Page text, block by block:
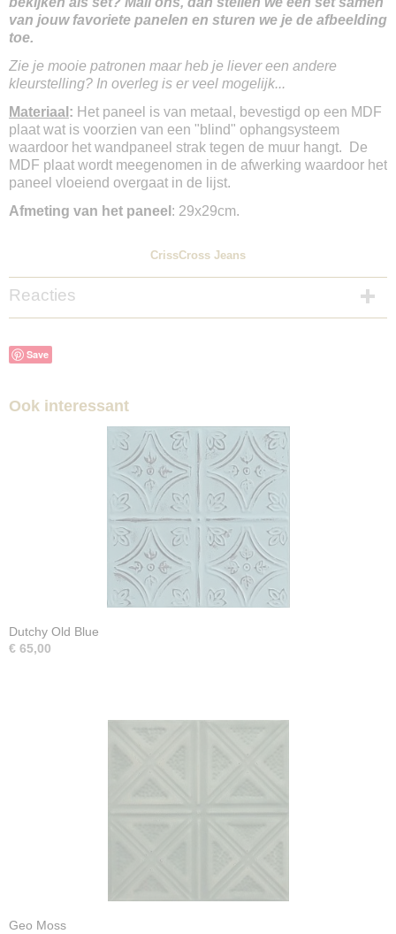
van jouw favoriete panelen en sturen we je de afbeelding
toe.
Zie je mooie patronen maar heb je liever een andere
kleurstelling? In overleg is er veel mogelijk...
Materiaal : Het paneel is van metaal, bevestigd op een MDF
plaat wat is voorzien van een "blind" ophangsysteem
waardoor het wandpaneel strak tegen de muur hangt. De
MDF plaat wordt meegenomen in de afwerking waardoor het
paneel vloeiend overgaat in de lijst.
Afmeting van het paneel : 29x29cm.
CrissCross Jeans
Reacties
Save
Ook interessant
Dutchy Old Blue
€ 65,00
Geo Moss